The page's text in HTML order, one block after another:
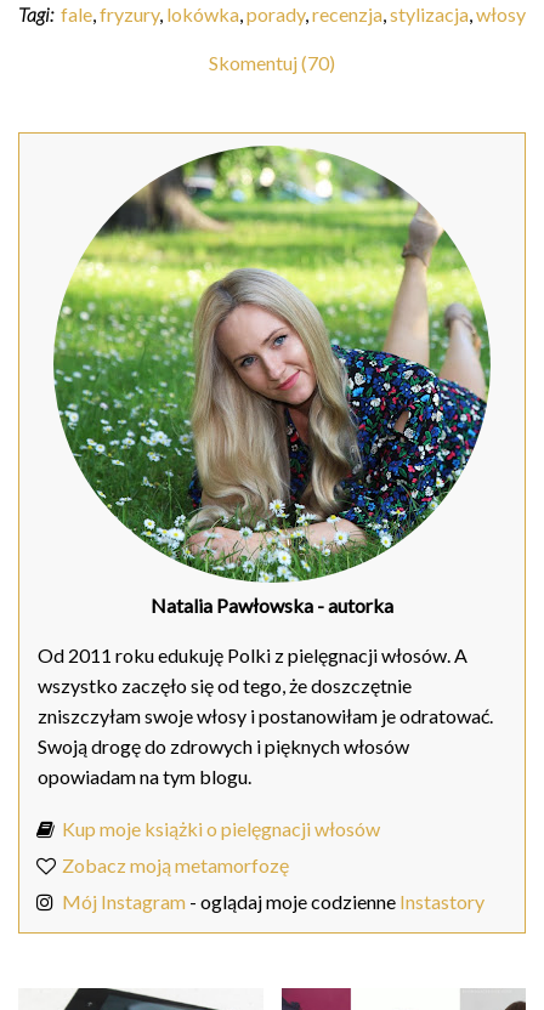
Tagi: fale fryzury, lokówka porady, recenzja stylizacja włosy
Skomentuj (70)
Natalia Pawłowska - autorka
Od 2011 roku edukuję Polki z pielęgnacji włosów. A
wszystko zaczęło się od tego, że doszczętnie
zniszczyłam swoje włosy i postanowiłam je odratować.
Swoją drogę do zdrowych i pięknych włosów
opowiadam na tym blogu.
Kup moje książki o pielęgnacji włosów
Zobacz moją metamorfozę
Mój Instagram - oglądaj moje codzienne Instastory